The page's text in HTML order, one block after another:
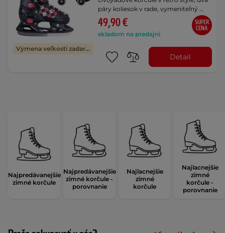
Výmena veľkosti zadarmo
páry koliesok v rade, vymeniteľný …
49,90 €
skladom na predajni
SUPER
CENA
Detail
Najpredávanejšie
zimné korčule
Najpredávanejšie
zimné korčule -
porovnanie
Najlacnejšie
zimné
korčule
Najlacnejšie
zimné
korčule -
porovnanie